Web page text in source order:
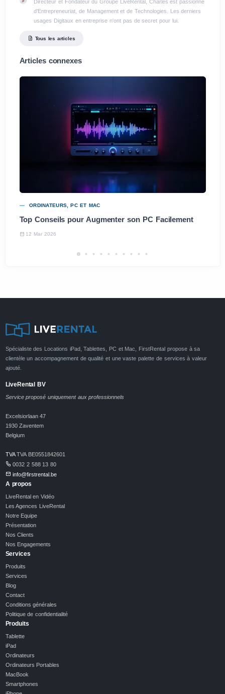
Directeur et Fondateur du Groupe LiveRental, Charles est passionné
d'Entrepreneuriat, de Management et de Technologies. Les derniers
usages Digitaux en entreprise n'ont pas de secret pour lui.
Tous les articles
Articles connexes
ORDINATEURS, PC ET MAC
Top Conseils pour Augmenter son PC Facilement
12 Mar 2026
Spécialiste des Locations iPad, Tablettes, PC et Mac, FirstRental propose à sa
clientèle un accompagnement de qualité et une vaste palette de services à valeur
ajouté.
LiveRental BV
Service proposé uniquement aux professionnels
Excelsiorlaan 47
1930 Zaventem
Belgium
TVATVA BE0551842601
0032 2 588 13 80
info@firstrental.be
A propos
LiveRental en Vidéo
Les Agences LiveRental
Notre Equipe
Présentation
Nos Clients
Nos Engagements
Services
Produits
Services
Blog
Contact
Conditions générales
Politique de confidentialité
Produits
Tablette
iPad
Ordinateurs
Ordinateurs Portables
MacBook
Smartphones